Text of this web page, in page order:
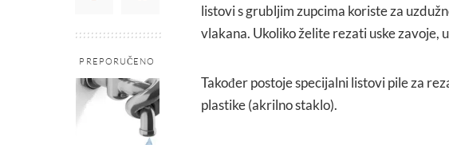
PREPORUČENO
listovi s grubljim zupcima koriste za
vlakana. Ukoliko želite rezati uske zavoje,
Također postoje specijalni listovi pile za
plastike (akrilno staklo).